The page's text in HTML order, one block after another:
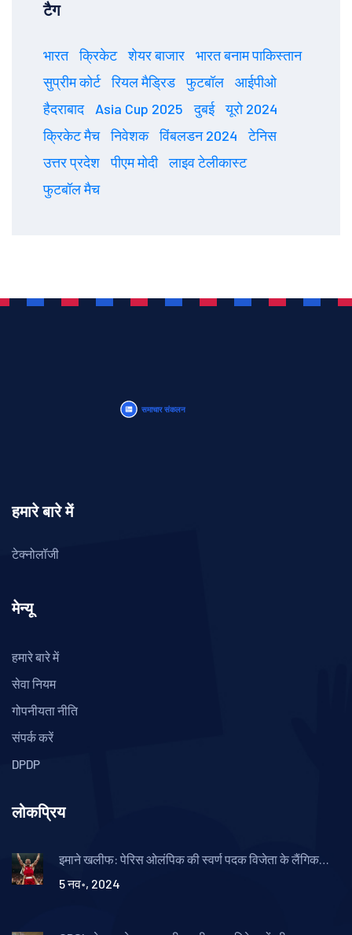
टैग
भारत क्रिकेट शेयर बाजार
भारत बनाम पाकिस्तान
सुप्रीम कोर्ट
रियल मैड्रिड फुटबॉल
आईपीओ
हैदराबाद
Asia Cup 2025 दुबई
यूरो 2024
क्रिकेट मैच
निवेशक विंबलडन 2024
टेनिस
उत्तर प्रदेश
पीएम मोदी
लाइव टेलीकास्ट
फुटबॉल मैच
हमारे बारे में
टेक्नोलॉजी
मेन्यू
हमारे बारे में
सेवा नियम
गोपनीयता नीति
संपर्क करें
DPDP
लोकप्रिय
इमाने खलीफ: पेरिस ओलंपिक की स्वर्ण पदक विजेता के लैंगिक
5 नव॰, 2024